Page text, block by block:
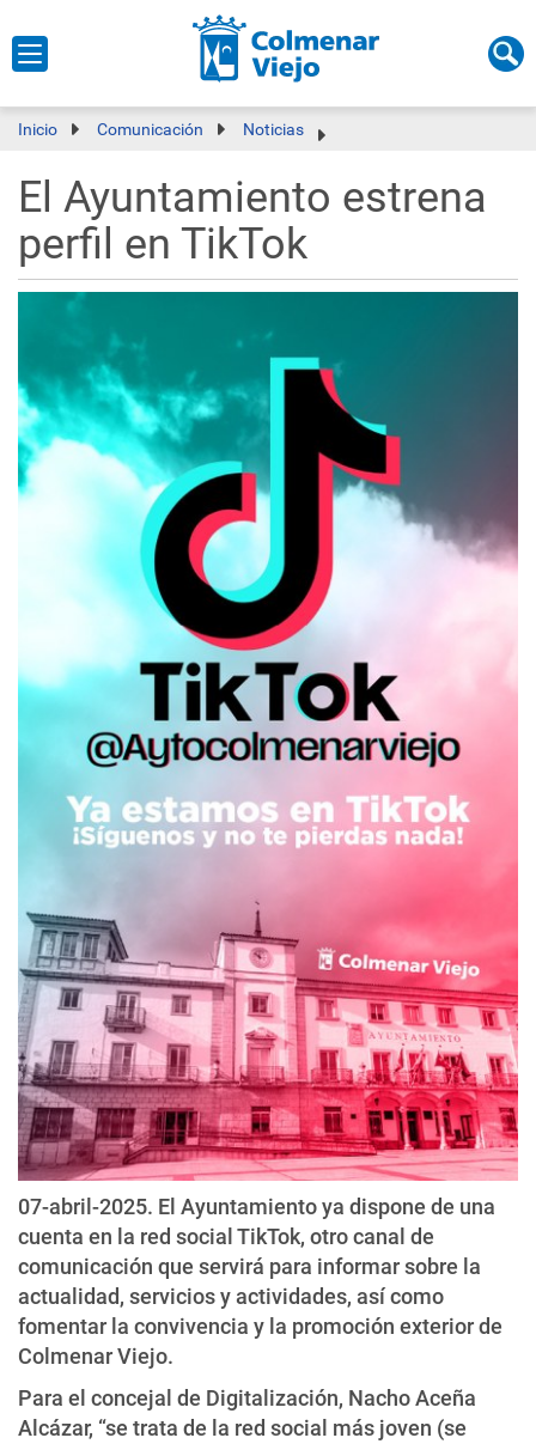
Inicio Comunicación Noticias
El Ayuntamiento estrena
perfil en TikTok
07-abril-2025. El Ayuntamiento ya dispone de una
cuenta en la red social TikTok, otro canal de
comunicación que servirá para informar sobre la
actualidad, servicios y actividades, así como
fomentar la convivencia y la promoción exterior de
Colmenar Viejo.
Para el concejal de Digitalización, Nacho Aceña
Alcázar, “se trata de la red social más joven (se